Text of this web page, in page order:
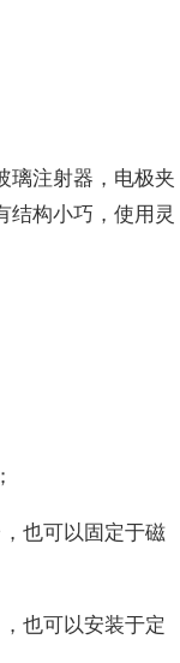
璃注射器，电极夹
结构小巧，使用灵
也可以固定于磁
也可以安装于定